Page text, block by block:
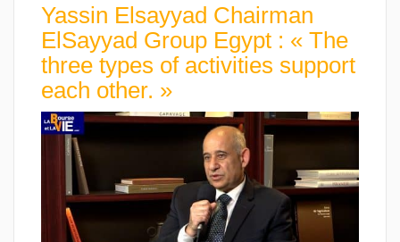
Yassin Elsayyad Chairman
ElSayyad Group Egypt : « The
three types of activities support
each other. »